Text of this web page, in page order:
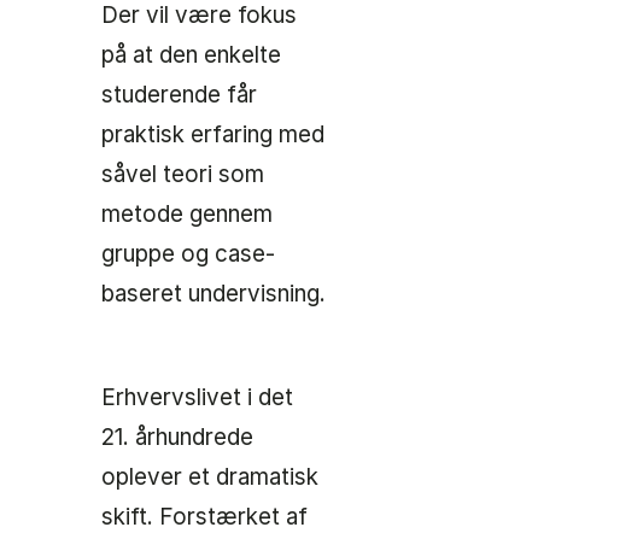
Der vil være fokus
på at den enkelte
studerende får
praktisk erfaring med
såvel teori som
metode gennem
gruppe og case-
baseret undervisning.
Erhvervslivet i det
21. århundrede
oplever et dramatisk
skift. Forstærket af